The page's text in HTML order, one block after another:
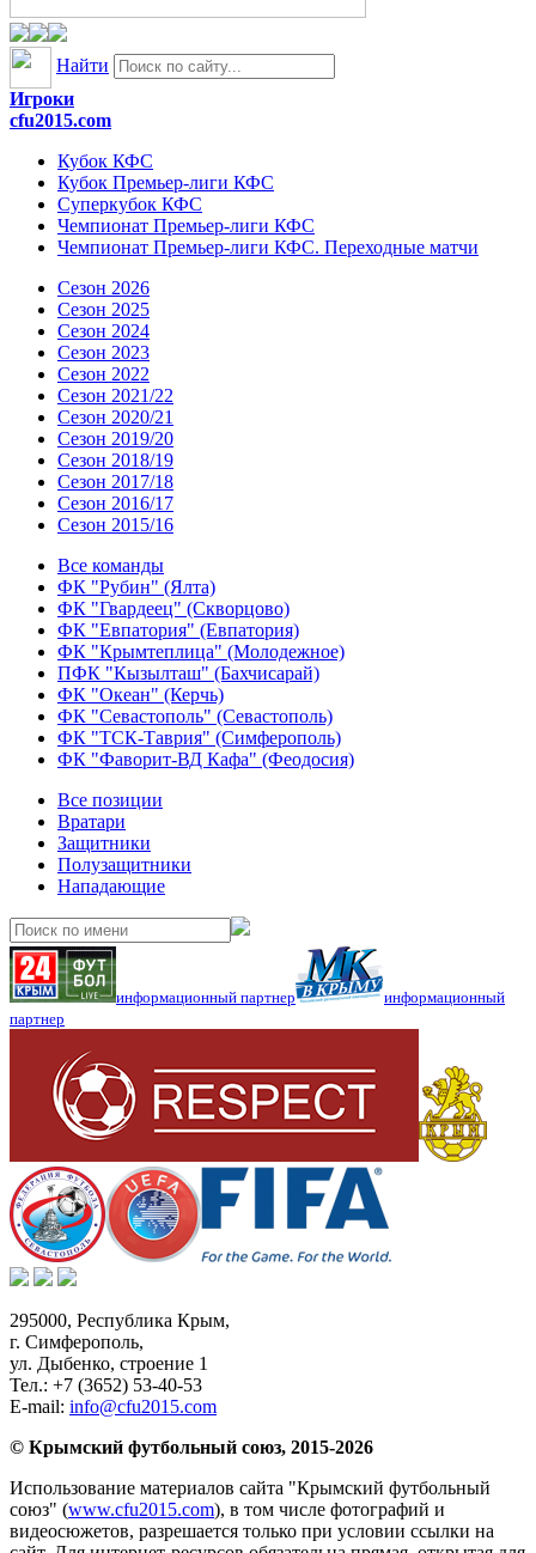
Найти
Игроки
cfu2015.com
Кубок КФС
Кубок Премьер-лиги КФС
Суперкубок КФС
Чемпионат Премьер-лиги КФС
Чемпионат Премьер-лиги КФС. Переходные матчи
Сезон 2026
Сезон 2025
Сезон 2024
Сезон 2023
Сезон 2022
Сезон 2021/22
Сезон 2020/21
Сезон 2019/20
Сезон 2018/19
Сезон 2017/18
Сезон 2016/17
Сезон 2015/16
Все команды
ФК "Рубин" (Ялта)
ФК "Гвардеец" (Скворцово)
ФК "Евпатория" (Евпатория)
ФК "Крымтеплица" (Молодежное)
ПФК "Кызылташ" (Бахчисарай)
ФК "Океан" (Керчь)
ФК "Севастополь" (Севастополь)
ФК "ТСК-Таврия" (Симферополь)
ФК "Фаворит-ВД Кафа" (Феодосия)
Все позиции
Вратари
Защитники
Полузащитники
Нападающие
информационный партнер
информационный
партнер
295000, Республика Крым,
г. Симферополь,
ул. Дыбенко, строение 1
Тел.: +7 (3652) 53-40-53
E-mail: info@cfu2015.com
© Крымский футбольный союз, 2015-2026
Использование материалов сайта "Крымский футбольный
союз" (www.cfu2015.com), в том числе фотографий и
видеосюжетов, разрешается только при условии ссылки на